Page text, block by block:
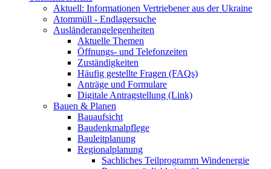
Aktuell: Informationen Vertriebener aus der Ukraine
Atommüll - Endlagersuche
Ausländerangelegenheiten
Aktuelle Themen
Öffnungs- und Telefonzeiten
Zuständigkeiten
Häufig gestellte Fragen (FAQs)
Anträge und Formulare
Digitale Antragstellung (Link)
Bauen & Planen
Bauaufsicht
Baudenkmalpflege
Bauleitplanung
Regionalplanung
Sachliches Teilprogramm Windenergie